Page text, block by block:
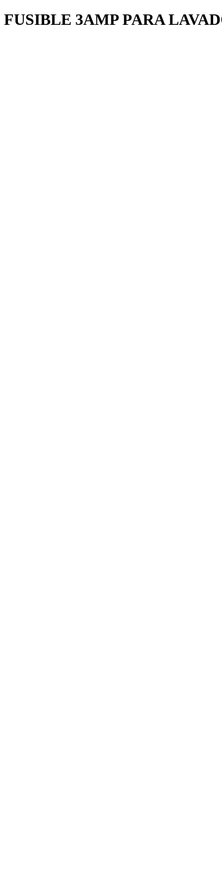
FUSIBLE 3AMP PARA